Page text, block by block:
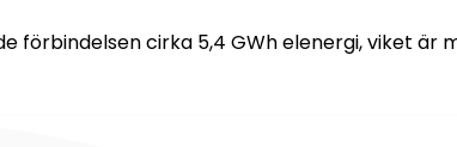
förbindelsen cirka 5,4 GWh elenergi, viket är